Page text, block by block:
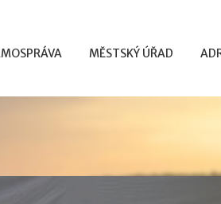
MĚSTSKÝ ÚŘAD